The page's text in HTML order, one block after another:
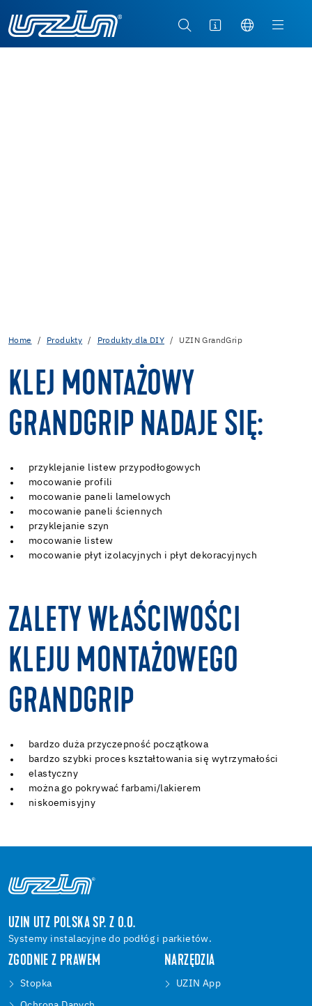
Home Produkty Produkty dla DIY UZIN GrandGrip
KLEJ MONTAŻOWY
GRANDGRIP NADAJE SIĘ:
przyklejanie listew przypodłogowych
mocowanie profili
mocowanie paneli lamelowych
mocowanie paneli ściennych
przyklejanie szyn
mocowanie listew
mocowanie płyt izolacyjnych i płyt dekoracyjnych
ZALETY WŁAŚCIWOŚCI
KLEJU MONTAŻOWEGO
GRANDGRIP
bardzo duża przyczepność początkowa
bardzo szybki proces kształtowania się wytrzymałości
elastyczny
można go pokrywać farbami/lakierem
niskoemisyjny
UZIN UTZ POLSKA SP. Z O.O.
Systemy instalacyjne do podłóg i parkietów.
ZGODNIE Z PRAWEM
Stopka
NARZĘDZIA
UZIN App